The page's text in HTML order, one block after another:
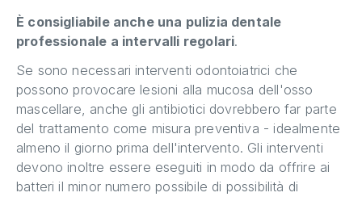
È consigliabile anche una pulizia dentale
professionale a intervalli regolari.
Se sono necessari interventi odontoiatrici che
possono provocare lesioni alla mucosa dell'osso
mascellare, anche gli antibiotici dovrebbero far parte
del trattamento come misura preventiva - idealmente
almeno il giorno prima dell'intervento. Gli interventi
devono inoltre essere eseguiti in modo da offrire ai
batteri il minor numero possibile di possibilità di